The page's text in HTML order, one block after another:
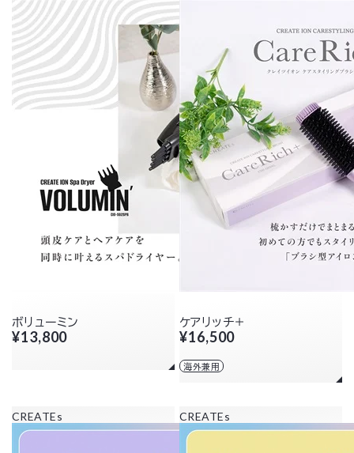
ボリューミン
¥13,800
ケアリッチ＋
¥16,500
海外兼用
CREATEs CREATEs